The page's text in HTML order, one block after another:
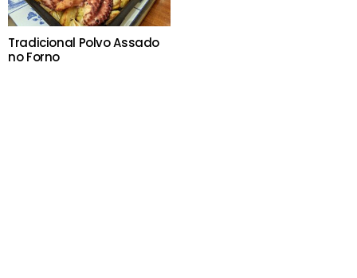
Tradicional Polvo Assado
no Forno